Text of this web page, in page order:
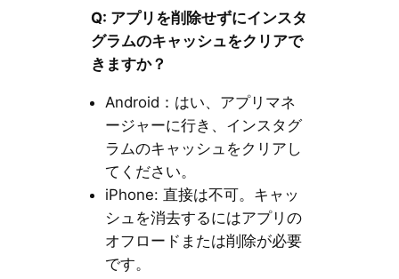
Q: アプリを削除せずにインスタ
グラムのキャッシュをクリアで
きますか？
Android：はい、アプリマネ
ージャーに行き、インスタグ
ラムのキャッシュをクリアし
てください。
iPhone: 直接は不可。キャッ
シュを消去するにはアプリの
オフロードまたは削除が必要
です。